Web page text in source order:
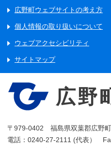
広野町ウェブサイトの考え方
個人情報の取り扱いについて
ウェブアクセシビリティ
サイトマップ
広野
〒979-0402 福島県双葉郡広野
電話：0240-27-2111 (代表）